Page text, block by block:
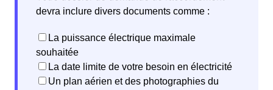
devra inclure divers documents comme :
La puissance électrique maximale
souhaitée
La date limite de votre besoin en électricité
Un plan aérien et des photographies du